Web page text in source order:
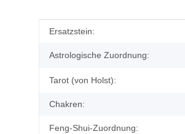
Produkteigenschaft
Wert
Ersatzstein:
Astrologische Zuordnung:
Tarot (von Holst):
Chakren:
Feng-Shui-Zuordnung: